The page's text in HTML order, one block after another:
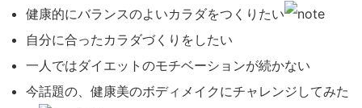
健康的にバランスのよいカラダをつくりたい
自分に合ったカラダづくりをしたい
一人ではダイエットのモチベーションが続かない
今話題の、健康美のボディメイクにチャレンジしてみた